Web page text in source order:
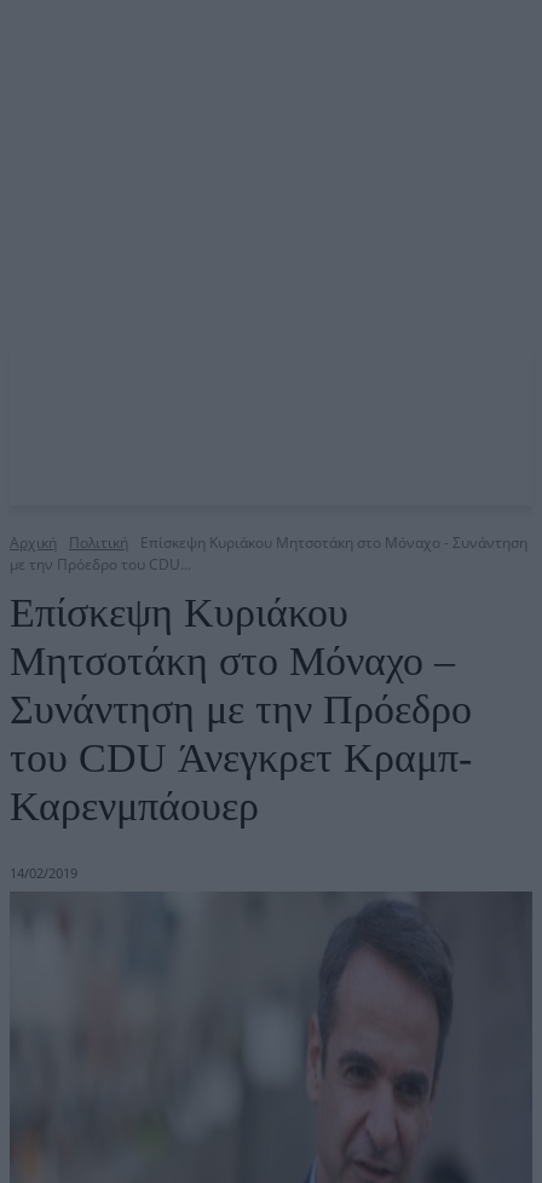
Αρχική Πολιτική
Επίσκεψη Κυριάκου Μητσοτάκη στο Μόναχο - Συνάντηση
με την Πρόεδρο του CDU...
Επίσκεψη Κυριάκου
Μητσοτάκη στο Μόναχο –
Συνάντηση με την Πρόεδρο
του CDU Άνεγκρετ Κραμπ-
Καρενμπάουερ
14/02/2019